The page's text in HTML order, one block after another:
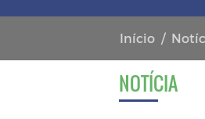
Início
NOTÍCIA